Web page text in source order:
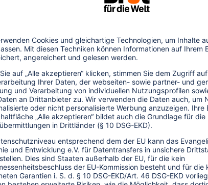
SDG 16: Frieden fördern
Grenzgebiet zwischen Myanmar und Thailand
festsitzen, ist Frieden in weiter Ferne. Reisende
leisten Unterstützung.
...mehr
23.09.2023
Veranstaltung - 10.10.2023 - Eine